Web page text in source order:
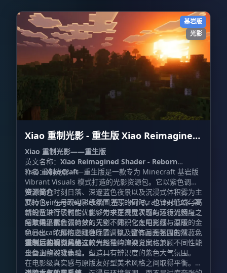
基岩版
光影
Xiao 重制光影 - 重生版 Xiao Reimagined
Shader - Reborn
Xiao 重制光影——重生版
英文名称： Xiao Reimagined Shader - Reborn
作者：XiaoCraft
Xiao 重制光影——重生版是一款专为 Minecraft 基岩版
Vibrant Visuals 模式打造的光影资源包。它以紫色调天
空、金色时刻日落、深邃蓝色夜景以及沉浸式体积雾为主
要特色，在呈现电影级氛围光照的同时，也针对低端与高
端设备进行了性能优化，力求在视觉表现与运行流畅度之
间取得平衡。
资源简介
Xiao Reimagined Reborn 基于 Minecraft Bedrock 全
新的渲染管线制作，能够带来更具层次感的环境光照与天
空效果。紫色调的梦幻天空、体积化太阳光线、温暖的金
色日出、浓郁的橙红色晚霞，以及富有月光氛围的深蓝色
夜晚，共同构成了这款光影独特的视觉风格。
与单纯追求夸张特效的光影不同，它在电影感与原版
Minecraft 风格之间进行了调整。整体画面强调自然、沉
浸与氛围感，并通过较为轻量的渲染方案，兼顾不同性能
设备上的游戏体验。
重制后的视觉风格
全面调整视觉表现，塑造具有辨识度的紫色大气氛围。
在电影级真实感与原版友好型美术风格之间取得平衡。